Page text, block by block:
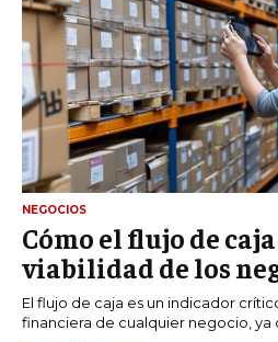
NEGOCIOS
Cómo el flujo de
viabilidad de los
El flujo de caja es un indicador
financiera de cualquier negocio, ya